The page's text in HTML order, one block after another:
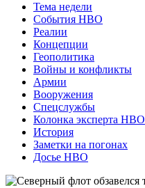
Тема недели
События НВО
Реалии
Концепции
Геополитика
Войны и конфликты
Армии
Вооружения
Спецслужбы
Колонка эксперта НВО
История
Заметки на погонах
Досье НВО